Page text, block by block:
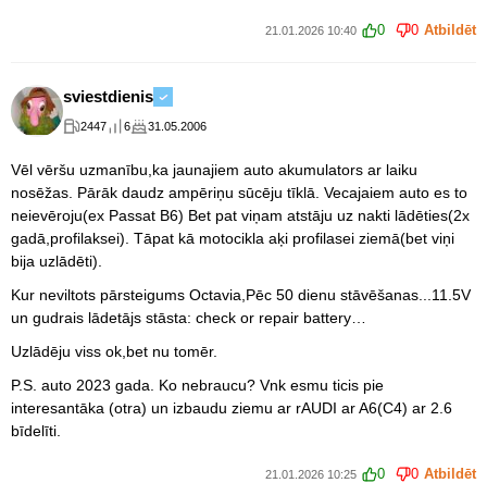
21.01.2026 10:40 0 0 Atbildēt
sviestdienis
2447 6 31.05.2006
Vēl vēršu uzmanību,ka jaunajiem auto akumulators ar laiku
nosēžas. Pārāk daudz ampēriņu sūcēju tīklā. Vecajaiem auto es to
neievēroju(ex Passat B6) Bet pat viņam atstāju uz nakti lādēties(2x
gadā,profilaksei). Tāpat kā motocikla aķi profilasei ziemā(bet viņi
bija uzlādēti).
Kur neviltots pārsteigums Octavia,Pēc 50 dienu stāvēšanas...11.5V
un gudrais lādetājs stāsta: check or repair battery…
Uzlādēju viss ok,bet nu tomēr.
P.S. auto 2023 gada. Ko nebraucu? Vnk esmu ticis pie
interesantāka (otra) un izbaudu ziemu ar rAUDI ar A6(C4) ar 2.6
bīdelīti.
21.01.2026 10:25 0 0 Atbildēt